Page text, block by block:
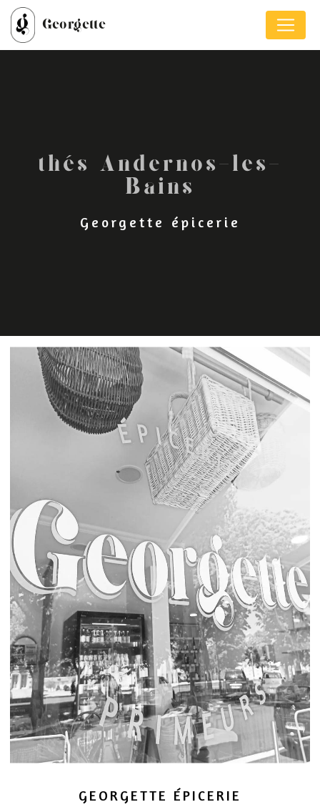
Georgette
thés Andernos-les-
Bains
Georgette épicerie
GEORGETTE ÉPICERIE
Panneau de gestion des cookies